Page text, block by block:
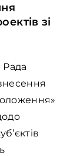
зі
Рада